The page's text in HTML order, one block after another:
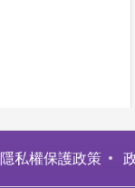
隱私權保護政策